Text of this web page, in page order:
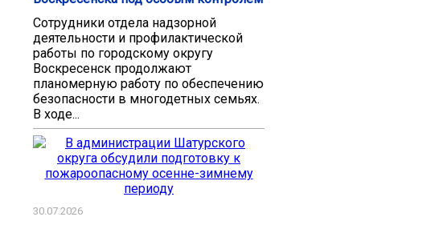
Сотрудники отдела надзорной
деятельности и профилактической
работы по городскому округу
Воскресенск продолжают
планомерную работу по обеспечению
безопасности в многодетных семьях.
В ходе...
30.07.2026